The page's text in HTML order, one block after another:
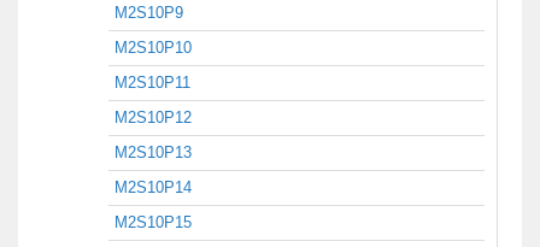
M2S10P9
M2S10P10
M2S10P11
M2S10P12
M2S10P13
M2S10P14
M2S10P15